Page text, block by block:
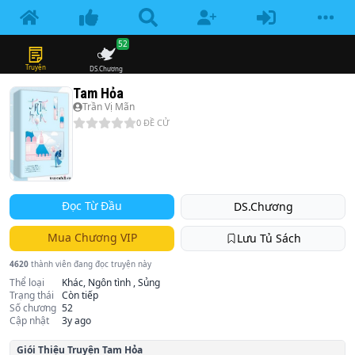
Truyện DS.Chương
52
Tam Hỏa
Trần Vị Mãn
0 ĐỀ CỬ
Đọc Từ Đầu DS.Chương
Mua Chương VIP Lưu Tủ Sách
4620 thành viên đang đọc truyện này
Thể loại
Khác, Ngôn tình , Sủng
Trạng thái
Còn tiếp
Số chương 52
Cập nhật
3y ago
Giói Thiệu Truyện Tam Hỏa